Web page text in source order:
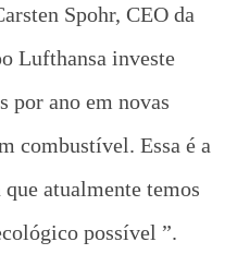
Spohr, CEO da
Lufthansa investe
por ano em novas
combustível. Essa é a
atualmente temos
possível ”.